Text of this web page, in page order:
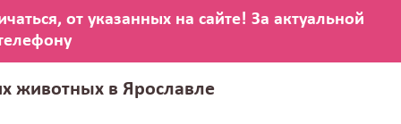
животных в Ярославле